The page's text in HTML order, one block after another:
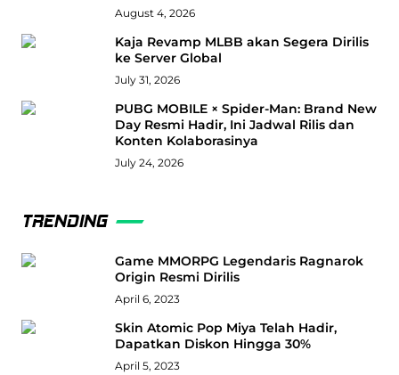
August 4, 2026
Kaja Revamp MLBB akan Segera Dirilis
ke Server Global
July 31, 2026
PUBG MOBILE × Spider-Man: Brand New
Day Resmi Hadir, Ini Jadwal Rilis dan
Konten Kolaborasinya
July 24, 2026
TRENDING
Game MMORPG Legendaris Ragnarok
Origin Resmi Dirilis
April 6, 2023
Skin Atomic Pop Miya Telah Hadir,
Dapatkan Diskon Hingga 30%
April 5, 2023